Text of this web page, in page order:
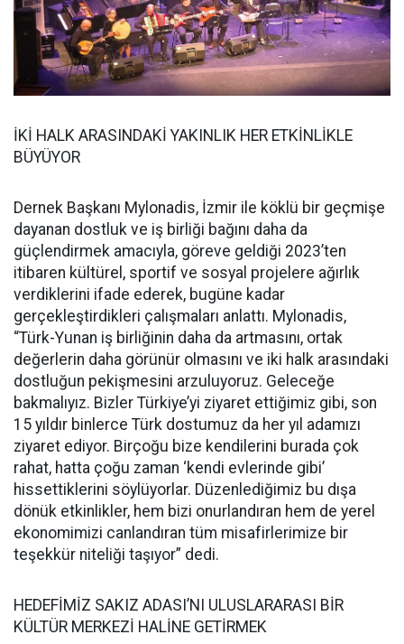
İKİ HALK ARASINDAKİ YAKINLIK HER ETKİNLİKLE
BÜYÜYOR
Dernek Başkanı Mylonadis, İzmir ile köklü bir geçmişe
dayanan dostluk ve iş birliği bağını daha da
güçlendirmek amacıyla, göreve geldiği 2023’ten
itibaren kültürel, sportif ve sosyal projelere ağırlık
verdiklerini ifade ederek, bugüne kadar
gerçekleştirdikleri çalışmaları anlattı. Mylonadis,
“Türk-Yunan iş birliğinin daha da artmasını, ortak
değerlerin daha görünür olmasını ve iki halk arasındaki
dostluğun pekişmesini arzuluyoruz. Geleceğe
bakmalıyız. Bizler Türkiye’yi ziyaret ettiğimiz gibi, son
15 yıldır binlerce Türk dostumuz da her yıl adamızı
ziyaret ediyor. Birçoğu bize kendilerini burada çok
rahat, hatta çoğu zaman ‘kendi evlerinde gibi’
hissettiklerini söylüyorlar. Düzenlediğimiz bu dışa
dönük etkinlikler, hem bizi onurlandıran hem de yerel
ekonomimizi canlandıran tüm misafirlerimize bir
teşekkür niteliği taşıyor” dedi.
HEDEFİMİZ SAKIZ ADASI’NI ULUSLARARASI BİR
KÜLTÜR MERKEZİ HALİNE GETİRMEK